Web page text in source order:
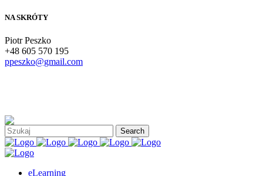
NA SKRÓTY
Piotr Peszko
+48 605 570 195
ppeszko@gmail.com
eLearning